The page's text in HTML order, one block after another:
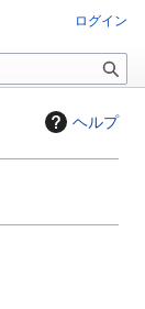
ヘルプ
ログイン